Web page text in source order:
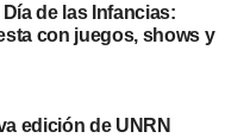
de las Infancias:
con juegos, shows y
edición de UNRN